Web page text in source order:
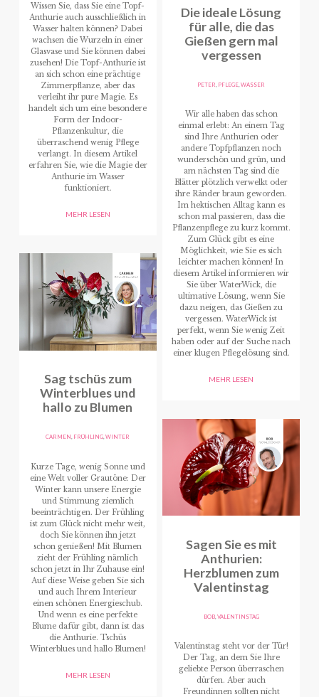
Wissen Sie, dass Sie eine Topf-
Anthurie auch ausschließlich in
Wasser halten können? Dabei
wachsen die Wurzeln in einer
Glasvase und Sie können dabei
zusehen! Die Topf-Anthurie ist
an sich schon eine prächtige
Zimmerpflanze, aber das
verleiht ihr pure Magie. Es
handelt sich um eine besondere
Form der Indoor-
Pflanzenkultur, die
überraschend wenig Pflege
verlangt. In diesem Artikel
erfahren Sie, wie die Magie der
Anthurie im Wasser
funktioniert.
MEHR LESEN
Sag tschüs zum
Winterblues und
hallo zu Blumen
CARMEN, FRÜHLING,WINTER
Kurze Tage, wenig Sonne und
eine Welt voller Grautöne: Der
Winter kann unsere Energie
und Stimmung ziemlich
beeinträchtigen. Der Frühling
ist zum Glück nicht mehr weit,
doch Sie können ihn jetzt
schon genießen! Mit Blumen
zieht der Frühling nämlich
schon jetzt in Ihr Zuhause ein!
Auf diese Weise geben Sie sich
und auch Ihrem Interieur
einen schönen Energieschub.
Und wenn es eine perfekte
Blume dafür gibt, dann ist das
die Anthurie. Tschüs
Winterblues und hallo Blumen!
MEHR LESEN
Die ideale Lösung
für alle, die das
Gießen gern mal
vergessen
PETER PFLEGE ,WASSER
Wir alle haben das schon
einmal erlebt: An einem Tag
sind Ihre Anthurien oder
andere Topfpflanzen noch
wunderschön und grün, und
am nächsten Tag sind die
Blätter plötzlich verwelkt oder
ihre Ränder braun geworden.
Im hektischen Alltag kann es
schon mal passieren, dass die
Pflanzenpflege zu kurz kommt.
Zum Glück gibt es eine
Möglichkeit, wie Sie es sich
leichter machen können! In
diesem Artikel informieren wir
Sie über WaterWick, die
ultimative Lösung, wenn Sie
dazu neigen, das Gießen zu
vergessen. WaterWick ist
perfekt, wenn Sie wenig Zeit
haben oder auf der Suche nach
einer klugen Pflegelösung sind.
MEHR LESEN
Sagen Sie es mit
Anthurien:
Herzblumen zum
Valentinstag
BOB, VALENTINSTAG
Valentinstag steht vor der Tür!
Der Tag, an dem Sie Ihre
geliebte Person überraschen
dürfen. Aber auch
Freundinnen sollten nicht